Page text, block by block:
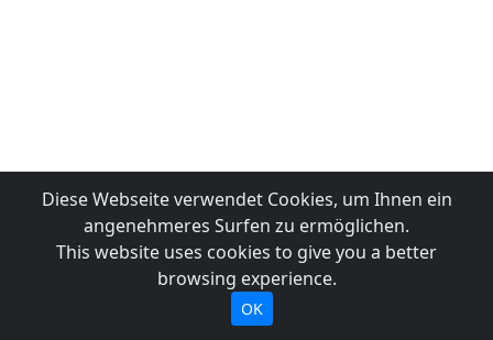
Diese Webseite verwendet Cookies, um Ihnen ein
angenehmeres Surfen zu ermöglichen.
This website uses cookies to give you a better
browsing experience.
OK